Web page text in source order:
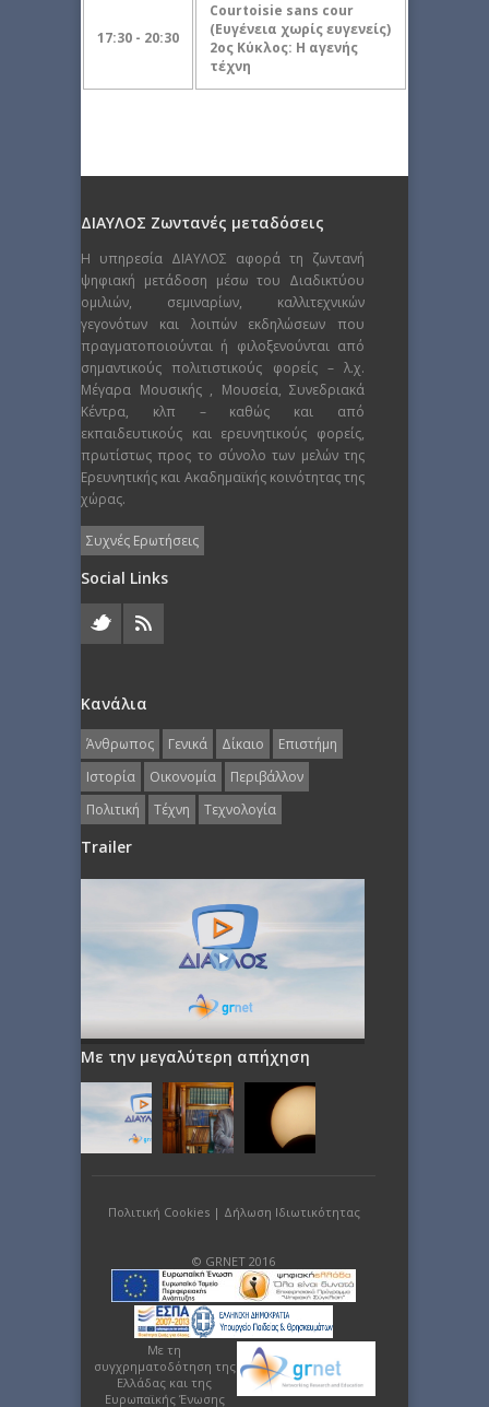
17:30 - 20:30
Courtoisie sans cour
(Ευγένεια χωρίς ευγενείς)
2ος Κύκλος: Η αγενής
τέχνη
ΔΙΑΥΛΟΣ Ζωντανές μεταδόσεις
Η υπηρεσία ΔΙΑΥΛΟΣ αφορά τη ζωντανή
ψηφιακή μετάδοση μέσω του Διαδικτύου
ομιλιών, σεμιναρίων, καλλιτεχνικών
γεγονότων και λοιπών εκδηλώσεων που
πραγματοποιούνται ή φιλοξενούνται από
σημαντικούς πολιτιστικούς φορείς – λ.χ.
Μέγαρα Μουσικής , Μουσεία, Συνεδριακά
Κέντρα, κλπ – καθώς και από
εκπαιδευτικούς και ερευνητικούς φορείς,
πρωτίστως προς το σύνολο των μελών της
Ερευνητικής και Ακαδημαϊκής κοινότητας της
χώρας.
Συχνές Ερωτήσεις
Social Links
Κανάλια
Άνθρωπος Γενικά Δίκαιο
Επιστήμη
Ιστορία
Οικονομία
Περιβάλλον
Πολιτική
Τέχνη Τεχνολογία
Trailer
Με την μεγαλύτερη απήχηση
Πολιτική Cookies| Δήλωση Ιδιωτικότητας
© GRNET 2016
Με τη
συγχρηματοδότηση της
Ελλάδας και της
Ευρωπαϊκής Ένωσης